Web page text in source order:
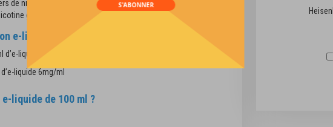
S'ABONNER
de nicotine peuvent être ajoutés à n'importe lequel de nos
globale selon vos préférences.
e-liquide grand format ?
liquide 3mg/ml
liquide 6mg/ml
liquide de 100 ml ?
d'achats
Citron Pamplemousse Glacée - Big
Heisenberg - Big
Ajouter